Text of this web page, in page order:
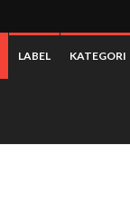
LABEL KATEGORI